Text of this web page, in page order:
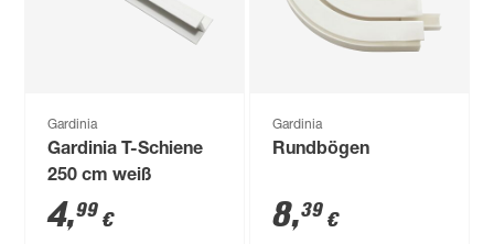
Gardinia
Gardinia T-Schiene
250 cm weiß
4,99 €
Gardinia
Rundbögen
8,39 €